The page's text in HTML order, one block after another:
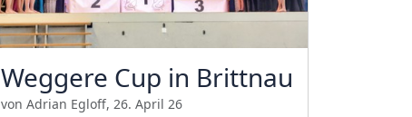
Weggere Cup in Brittnau
von Adrian Egloff, 26. April 26